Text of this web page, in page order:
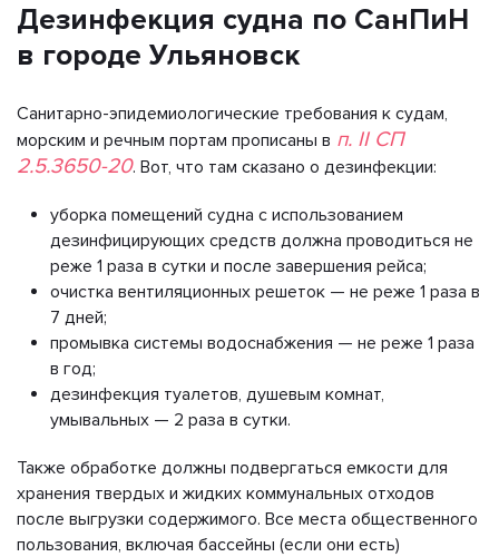
Дезинфекция судна по СанПиН
в городе Ульяновск
Санитарно-эпидемиологические требования к судам,
морским и речным портам прописаны в п. II СП
2.5.3650-20. Вот, что там сказано о дезинфекции:
уборка помещений судна с использованием
дезинфицирующих средств должна проводиться не
реже 1 раза в сутки и после завершения рейса;
очистка вентиляционных решеток — не реже 1 раза в
7 дней;
промывка системы водоснабжения — не реже 1 раза
в год;
дезинфекция туалетов, душевым комнат,
умывальных — 2 раза в сутки.
Также обработке должны подвергаться емкости для
хранения твердых и жидких коммунальных отходов
после выгрузки содержимого. Все места общественного
пользования, включая бассейны (если они есть)